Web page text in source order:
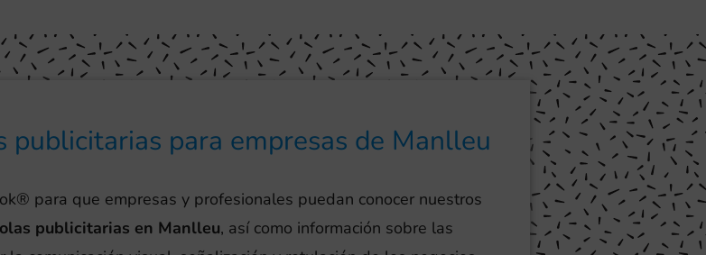
publicitarias para empresas de Manlleu
para que empresas y profesionales puedan conocer nuestros
publicitarias en Manlleu, así como información sobre las